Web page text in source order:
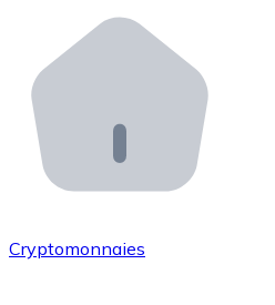
Distributeurs
Intégrez un ATM Bitnovo
API Bitnovo
Intégrez notre API dans
Rejoignez notre réseau de
Cryptomonnaies